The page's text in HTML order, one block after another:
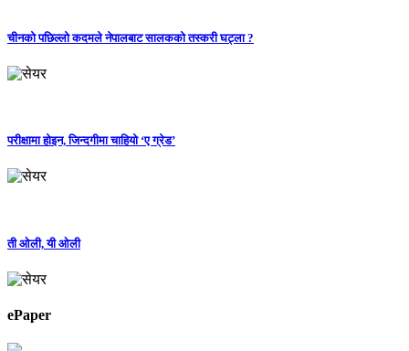
चीनको पछिल्लो कदमले नेपालबाट सालकको तस्करी घट्ला ?
परीक्षामा होइन, जिन्दगीमा चाहियो ‘ए ग्रेड’
ती ओली, यी ओली
ePaper